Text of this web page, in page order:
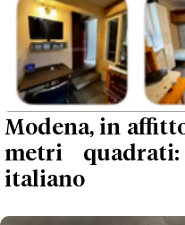
Modena, in
metri
italiano